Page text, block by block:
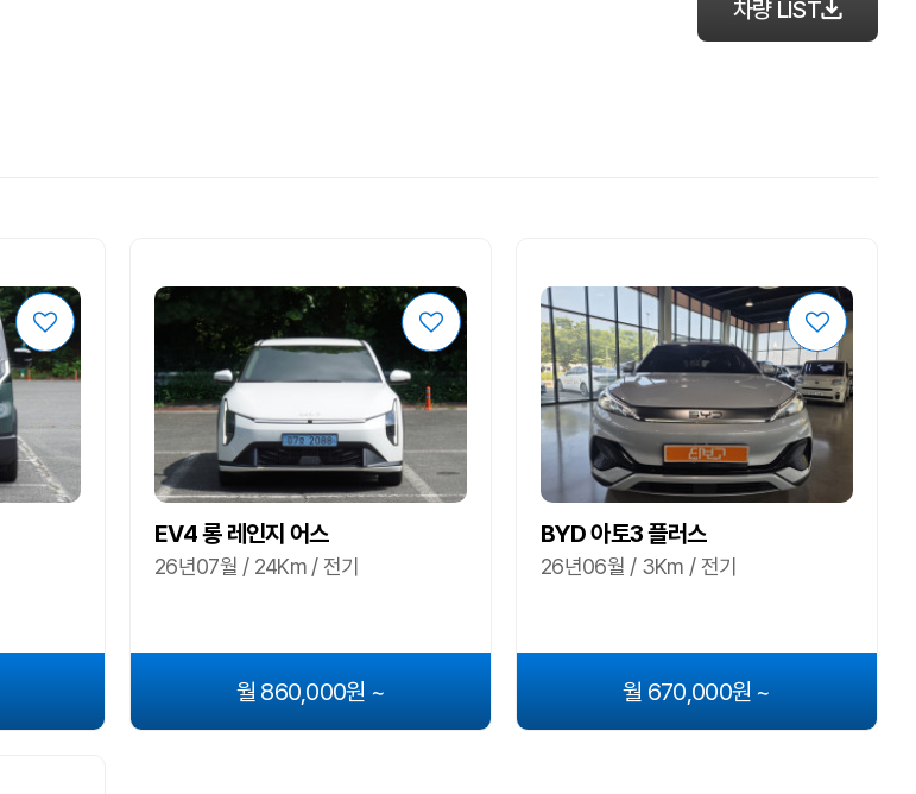
차량 LIST
EV4 롱 레인지 어스
26년07월 / 24Km / 전기
월 860,000원 ~
BYD 아토3 플러스
26년06월 / 3Km / 전기
월 670,000원 ~